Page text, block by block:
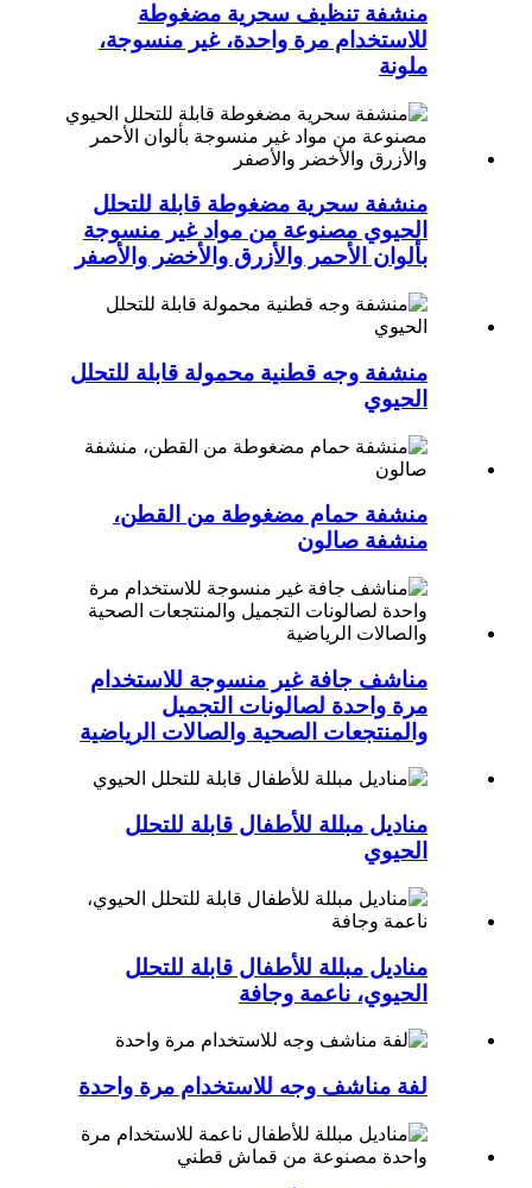
منشفة تنظيف سحرية مضغوطة
للاستخدام مرة واحدة، غير منسوجة،
ملونة
منشفة سحرية مضغوطة قابلة للتحلل
الحيوي مصنوعة من مواد غير منسوجة
بألوان الأحمر والأزرق والأخضر والأصفر
منشفة وجه قطنية محمولة قابلة للتحلل
الحيوي
منشفة حمام مضغوطة من القطن،
منشفة صالون
مناشف جافة غير منسوجة للاستخدام
مرة واحدة لصالونات التجميل
والمنتجعات الصحية والصالات الرياضية
مناديل مبللة للأطفال قابلة للتحلل
الحيوي
مناديل مبللة للأطفال قابلة للتحلل
الحيوي، ناعمة وجافة
لفة مناشف وجه للاستخدام مرة واحدة